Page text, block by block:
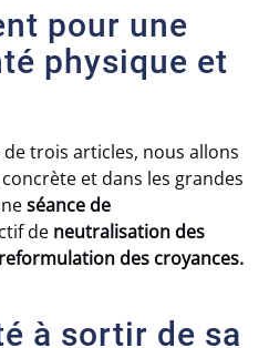
pour une
physique et
trois articles, nous allons
et dans les grandes
séance de
de neutralisation des
reformulation des croyances.
à sortir de sa